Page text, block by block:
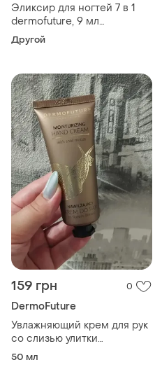
Эликсир для ногтей 7 в 1
dermofuture, 9 мл
(liv324402)
Другой
159 грн 0
DermoFuture
Увлажняющий крем для рук
со слизью улитки
dermofuture, 50 мл
50 мл